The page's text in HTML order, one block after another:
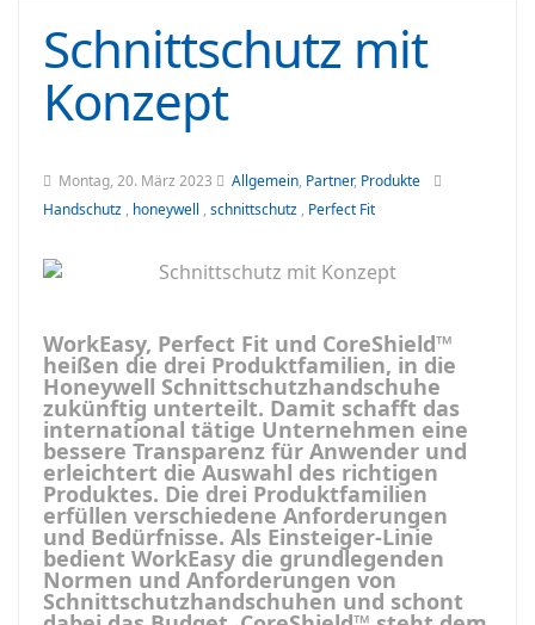
Schnittschutz mit
Konzept
Montag, 20. März 2023 Allgemein, Partner, Produkte
Handschutz , honeywell , schnittschutz , Perfect Fit
WorkEasy, Perfect Fit und CoreShield™
heißen die drei Produktfamilien, in die
Honeywell Schnittschutzhandschuhe
zukünftig unterteilt. Damit schafft das
international tätige Unternehmen eine
bessere Transparenz für Anwender und
erleichtert die Auswahl des richtigen
Produktes. Die drei Produktfamilien
erfüllen verschiedene Anforderungen
und Bedürfnisse. Als Einsteiger-Linie
bedient WorkEasy die grundlegenden
Normen und Anforderungen von
Schnittschutzhandschuhen und schont